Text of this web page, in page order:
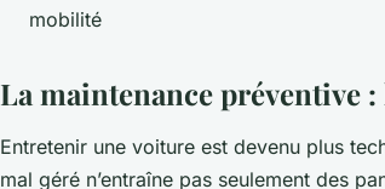
mobilité
La maintenance préventive
Entretenir une voiture est devenu plus
mal géré n’entraîne pas seulement des